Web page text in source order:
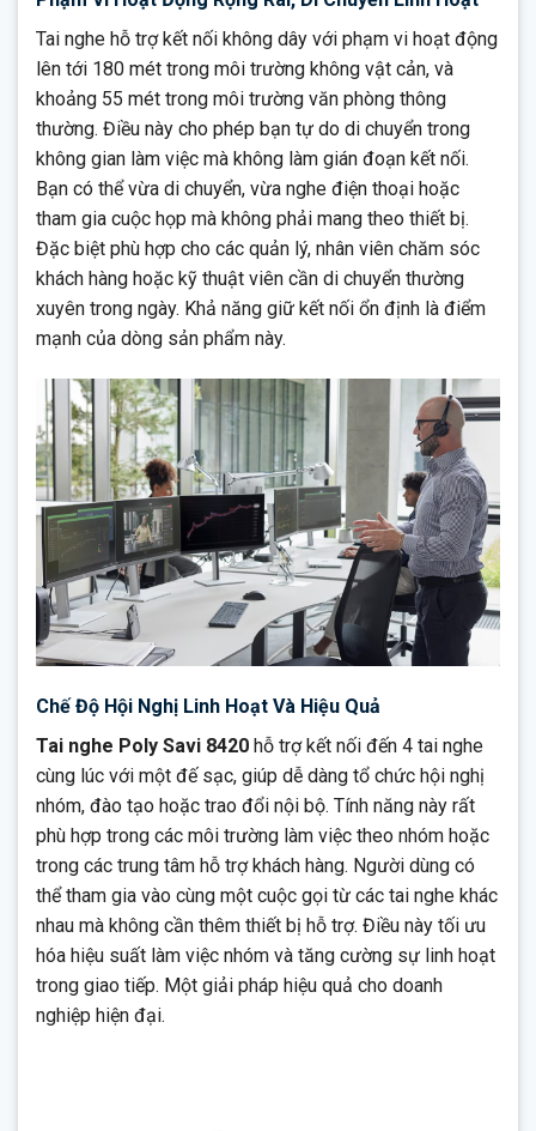
Tai nghe hỗ trợ kết nối không dây với phạm vi hoạt động
lên tới 180 mét trong môi trường không vật cản, và
khoảng 55 mét trong môi trường văn phòng thông
thường. Điều này cho phép bạn tự do di chuyển trong
không gian làm việc mà không làm gián đoạn kết nối.
Bạn có thể vừa di chuyển, vừa nghe điện thoại hoặc
tham gia cuộc họp mà không phải mang theo thiết bị.
Đặc biệt phù hợp cho các quản lý, nhân viên chăm sóc
khách hàng hoặc kỹ thuật viên cần di chuyển thường
xuyên trong ngày. Khả năng giữ kết nối ổn định là điểm
mạnh của dòng sản phẩm này.
Chế Độ Hội Nghị Linh Hoạt Và Hiệu Quả
Tai nghe Poly Savi 8420 hỗ trợ kết nối đến 4 tai nghe
cùng lúc với một đế sạc, giúp dễ dàng tổ chức hội nghị
nhóm, đào tạo hoặc trao đổi nội bộ. Tính năng này rất
phù hợp trong các môi trường làm việc theo nhóm hoặc
trong các trung tâm hỗ trợ khách hàng. Người dùng có
thể tham gia vào cùng một cuộc gọi từ các tai nghe khác
nhau mà không cần thêm thiết bị hỗ trợ. Điều này tối ưu
hóa hiệu suất làm việc nhóm và tăng cường sự linh hoạt
trong giao tiếp. Một giải pháp hiệu quả cho doanh
nghiệp hiện đại.